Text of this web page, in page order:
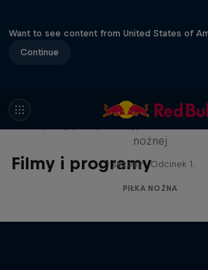
Want to see content from United States of
Continue
Filmy i programy
Neymar Jr. Full
nożnej
1 sezony · Odcinek 1.
PIŁKA NOŻNA